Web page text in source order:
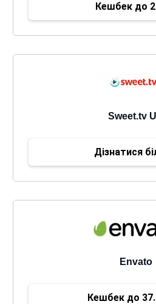
Кешбек до
Sweet.tv
Дізнатися
Envato
Кешбек до